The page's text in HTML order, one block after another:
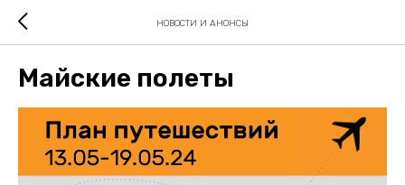
НОВОСТИ И АНОНСЫ
Майские полеты